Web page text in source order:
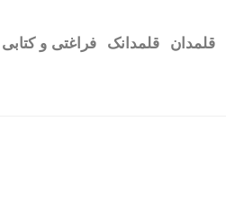
قلمدان قلمدانک فراغتی و کتابی